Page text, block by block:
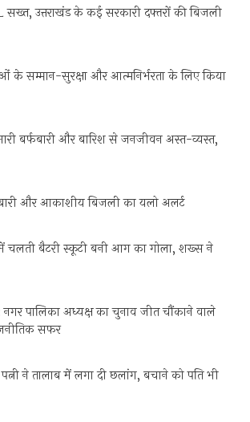
सख्त, उत्तराखंड के कई सरकारी दफ्तरों की बिजली
के सम्मान-सुरक्षा और आत्मनिर्भरता के लिए किया
भारी बर्फबारी और बारिश से जनजीवन अस्त-व्यस्त,
और आकाशीय बिजली का यलो अलर्ट
में चलती बैटरी स्कूटी बनी आग का गोला, शख्स ने
नगर पालिका अध्यक्ष का चुनाव जीत चौंकाने वाले
सफर
ने तालाब में लगा दी छलांग, बचाने को पति भी